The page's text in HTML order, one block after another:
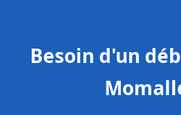
Besoin d'un